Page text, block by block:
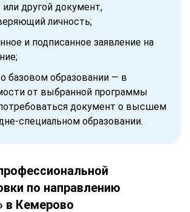
или другой документ,
личность;
и подписанное заявление на
базовом образовании — в
от выбранной программы
документ о высшем
специальном образовании.
по направлению
в Кемерово